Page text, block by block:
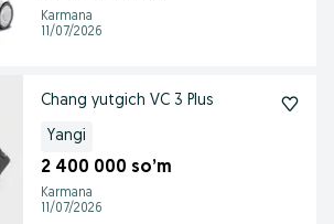
Karmana
11/07/2026
Chang yutgich VC 3 Plus
Yangi
2 400 000 so’m
Karmana
11/07/2026